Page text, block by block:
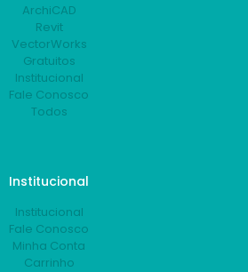
ArchiCAD
Revit
VectorWorks
Gratuitos
Institucional
Fale Conosco
Todos
Institucional
Institucional
Fale Conosco
Minha Conta
Carrinho